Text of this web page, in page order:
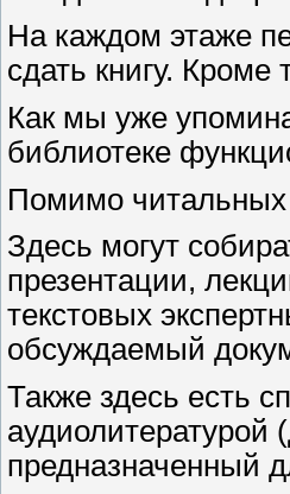
На каждом этаже
сдать книгу.
Как мы уже
библиотеке
Помимо читальных
Здесь могут
презентации,
текстовых
обсуждаемый
Также здесь есть
предназначенный